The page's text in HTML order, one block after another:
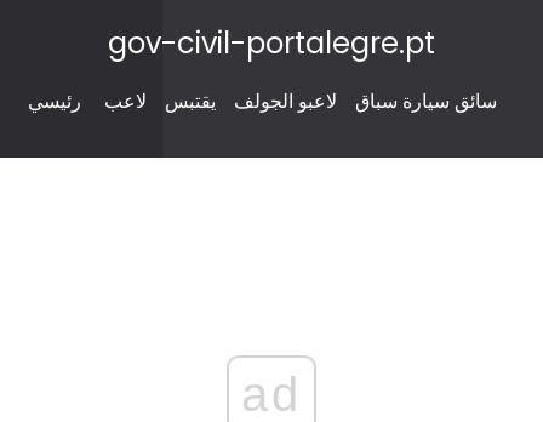
gov-civil-portalegre.pt
رئيسي لاعب يقتبس لاعبو الجولف سائق سيارة سباق
ad